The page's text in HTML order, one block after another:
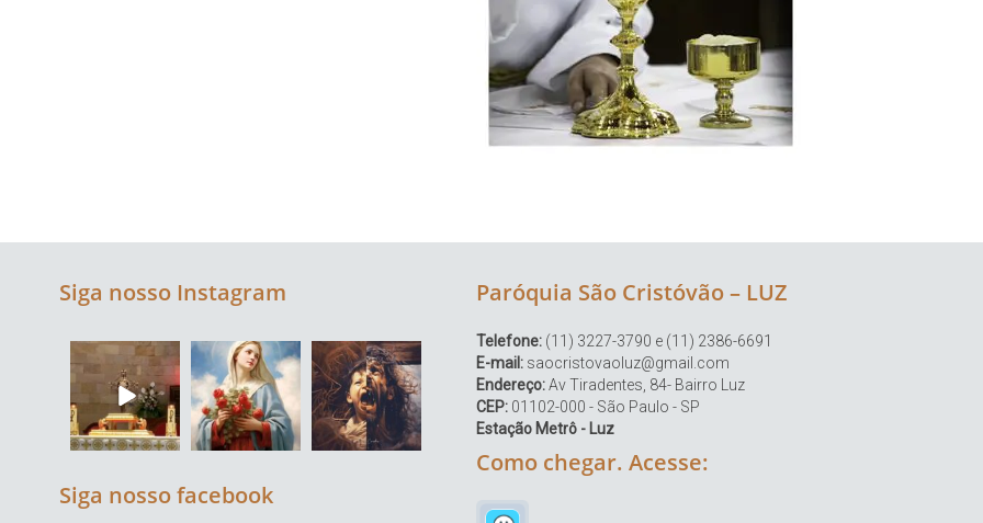
Siga nosso Instagram
Siga nosso facebook
Paróquia São Cristóvão – LUZ
Telefone: (11) 3227-3790 e (11) 2386-6691
E-mail: saocristovaoluz@gmail.com
Endereço:Av Tiradentes, 84- Bairro Luz
CEP: 01102-000 - São Paulo - SP
Estação Metrô - Luz
Como chegar. Acesse: